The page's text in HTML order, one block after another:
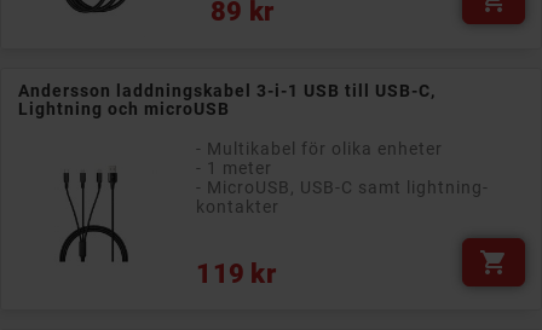
89 kr
Pris
Andersson laddningskabel 3-i-1 USB till USB-C,
Lightning och microUSB
- Multikabel för olika enheter
- 1 meter
- MicroUSB, USB-C samt lightning-
kontakter
119 kr
Pris 